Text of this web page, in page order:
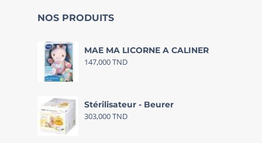
NOS PRODUITS
MAE MA LICORNE A CALINER
147,000TND
Stérilisateur - Beurer
303,000TND